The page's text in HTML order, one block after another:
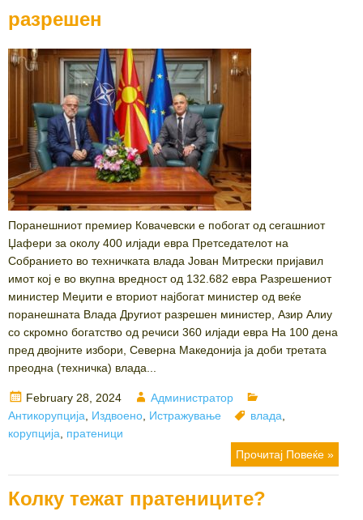
разрешен
Поранешниот премиер Ковачевски е побогат од сегашниот
Џафери за околу 400 илјади евра Претседателот на
Собранието во техничката влада Јован Митрески пријавил
имот кој е во вкупна вредност од 132.682 евра Разрешениот
министер Меџити е вториот најбогат министер од веќе
поранешната Влада Другиот разрешен министер, Азир Алиу
со скромно богатство од речиси 360 илјади евра На 100 дена
пред двојните избори, Северна Македонија ја доби третата
преодна (техничка) влада...
Posted
on
February 28, 2024 Author
Администратор
Антикорупција
Издвоено Истражување Tags
влада
корупција
пратеници
Прочитај Повеќе »
Колку тежат пратениците?